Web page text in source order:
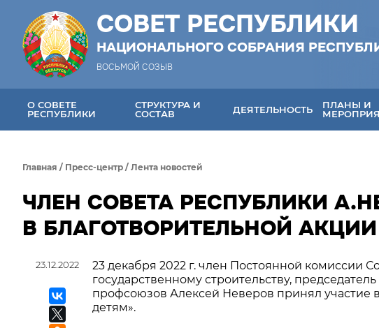
СОВЕТ РЕСПУБЛИКИ
НАЦИОНАЛЬНОГО СОБРАНИЯ
ВОСЬМОЙ СОЗЫВ
О СОВЕТЕ
РЕСПУБЛИКИ
СТРУКТУРА И
СОСТАВ
ДЕЯТЕЛЬНОСТЬ
ПЛАНЫ И
Главная / Пресс-центр / Лента новостей
ЧЛЕН СОВЕТА РЕСПУБЛИКИ
В БЛАГОТВОРИТЕЛЬНОЙ
23.12.2022
23 декабря 2022 г. член Постоянной комиссии
государственному строительству,
профсоюзов Алексей Неверов принял
детям».